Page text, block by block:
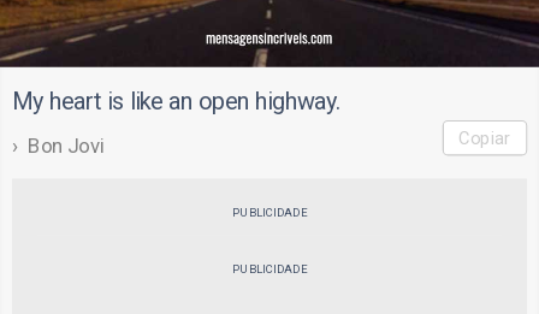
My heart is like an open highway.
Bon Jovi Copiar
PUBLICIDADE
PUBLICIDADE